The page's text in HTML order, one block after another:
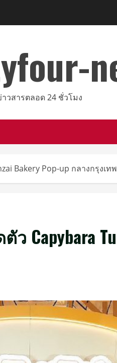
วสารตลอด 24 ชั่วโมง
Bakery Pop-up กลางกรุงเท
Capybara